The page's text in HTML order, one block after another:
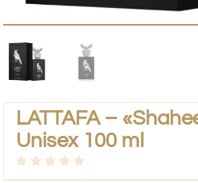
LATTAFA –
Unisex 100 ml